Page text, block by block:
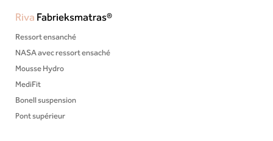
Riva Fabrieksmatras®
Ressort ensanché
NASA avec ressort ensaché
Mousse Hydro
MediFit
Bonell suspension
Pont supérieur